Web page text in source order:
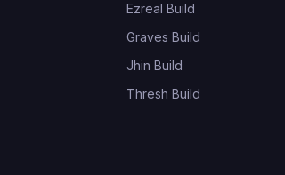
Ezreal Build
Graves Build
Jhin Build
Thresh Build